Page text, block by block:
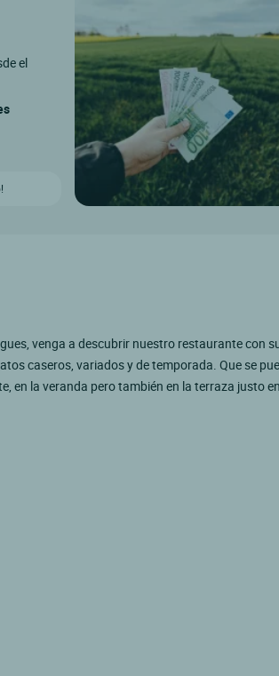
el
venga a descubrir nuestro restaurante con
caseros, variados y de temporada. Que se
en la veranda pero también en la terraza justo